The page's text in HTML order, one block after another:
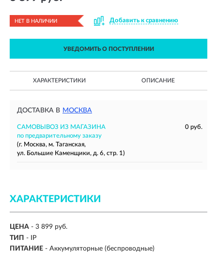
НЕТ В НАЛИЧИИ Добавить к сравнению
УВЕДОМИТЬ О ПОСТУПЛЕНИИ
ХАРАКТЕРИСТИКИ ОПИСАНИЕ
ДОСТАВКА В МОСКВА
САМОВЫВОЗ ИЗ МАГАЗИНА
0 руб.
по предварительному заказу
(г. Москва, м. Таганская,
ул. Большие Каменщики, д. 6, стр. 1)
ХАРАКТЕРИСТИКИ
ЦЕНА - 3 899 руб.
ТИП - IP
ПИТАНИЕ - Аккумуляторные (беспроводные)